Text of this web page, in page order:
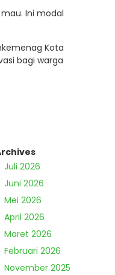
Ini modal
Kota
bagi warga
Juli 2026
Juni 2026
Mei 2026
April 2026
Maret 2026
Februari 2026
November 2025